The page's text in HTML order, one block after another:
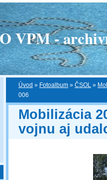
VPM -
Úvod » Fotoalbum » ČSOL »
006
Mobilizácia
vojnu aj